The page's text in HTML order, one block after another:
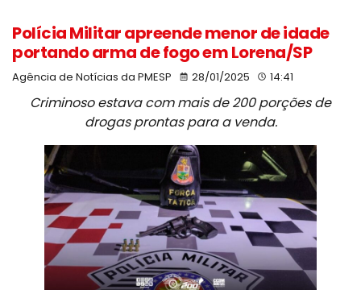
Polícia Militar apreende menor de idade
portando arma de fogo em Lorena/SP
Agência de Notícias da PMESP 28/01/2025 14:41
Criminoso estava com mais de 200 porções de
drogas prontas para a venda.